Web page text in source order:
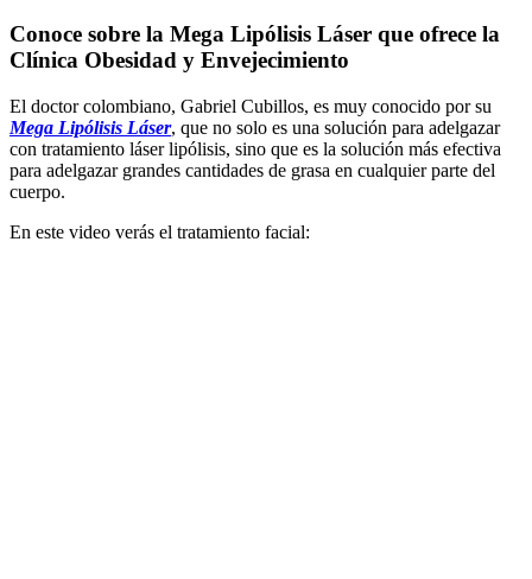
Conoce sobre la Mega Lipólisis Láser que ofrece la
Clínica Obesidad y Envejecimiento
El doctor colombiano, Gabriel Cubillos, es muy conocido por su
Mega Lipólisis Láser, que no solo es una solución para adelgazar
con tratamiento láser lipólisis, sino que es la solución más efectiva
para adelgazar grandes cantidades de grasa en cualquier parte del
cuerpo.
En este video verás el tratamiento facial: